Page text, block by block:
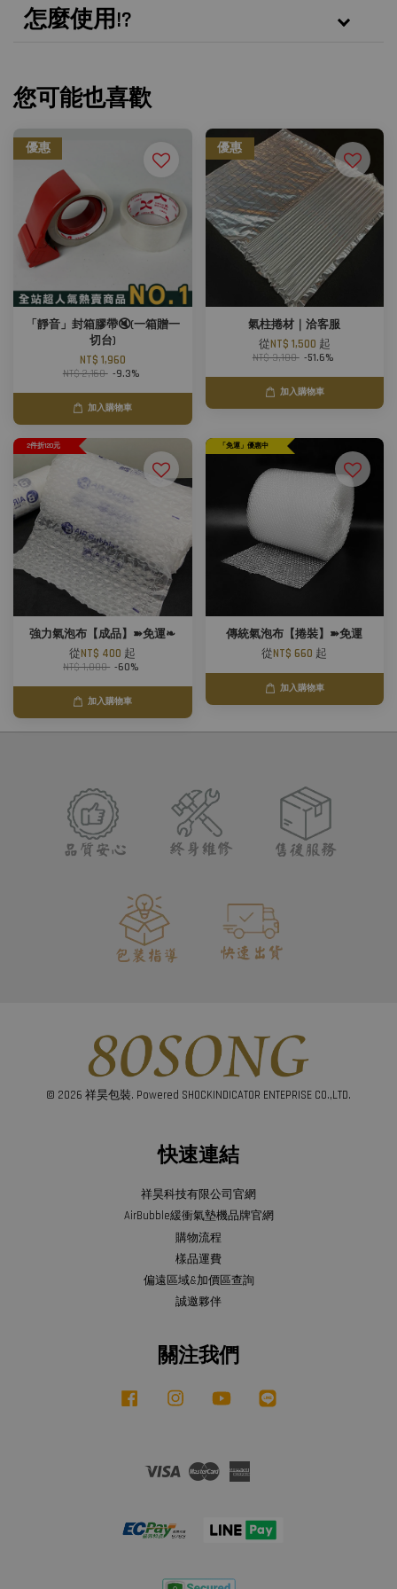
怎麼使用!?
您可能也喜歡
優惠
「靜音」封箱膠帶🔇(一箱贈一
切台)
NT$ 1,960
NT$ 2,160 -9.3%
加入購物車
優惠
氣柱捲材｜洽客服
從NT$ 1,500 起
NT$ 3,100 -51.6%
加入購物車
2件折120元
強力氣泡布【成品】➽免運❧
從NT$ 400 起
NT$ 1,000 -60%
加入購物車
「免運」優惠中
傳統氣泡布【捲裝】➽免運
從NT$ 660 起
加入購物車
© 2026 祥昊包裝. Powered SHOCKINDICATOR ENTEPRISE CO.,LTD.
快速連結
祥昊科技有限公司官網
AirBubble緩衝氣墊機品牌官網
購物流程
樣品運費
偏遠區域&加價區查詢
誠邀夥伴
關注我們
Facebook Instagram YouTube
Visa Master